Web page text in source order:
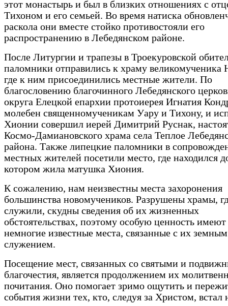
этот монастырь и был в близких отношениях с
Тихоном и его семьей. Во время натиска
раскола они вместе стойко противостояли его
распространению в Лебедянском районе.
После Литургии и трапезы в Троекуровской
паломники отправились к храму великомученика
где к ним присоединились местные жители. По
благословению благочинного Лебедянского
округа Елецкой епархии протоиерея Игнатия
молебен священномученикам Уару и Тихону, и
Хионии совершил иерей Димитрий Руснак,
Космо-Дамиановского храма села Теплое
района. Также липецкие паломники в
местных жителей посетили место, где находился
котором жила матушка Хиония.
К сожалению, нам неизвестны места захоронения
большинства новомучеников. Разрушены храмы,
служили, скудны сведения об их жизненных
обстоятельствах, поэтому особую ценность имеют
немногие известные места, связанные с их земным
служением.
Посещение мест, связанных со святыми и
благочестия, является продолжением их
почитания. Оно помогает зримо ощутить и
события жизни тех, кто, следуя за Христом, встал